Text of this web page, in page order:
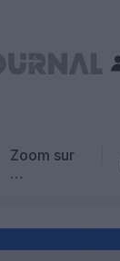
Zoom sur
…